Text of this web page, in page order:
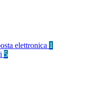
elettronica 1
5